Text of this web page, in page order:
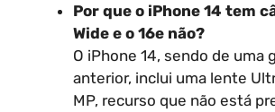
Por que o iPhone 14 tem
Wide e o 16e não?
O iPhone 14, sendo de uma
anterior, inclui uma lente
MP, recurso que não está